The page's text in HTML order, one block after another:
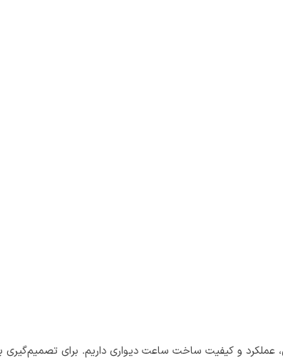
عملکرد و کیفیت ساخت ساعت دیواری داریم. برای تصمیم‌گیری